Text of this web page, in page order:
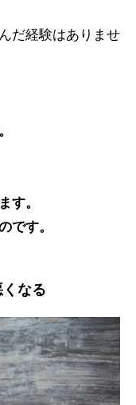
だ経験はありませ
す。
です。
なる